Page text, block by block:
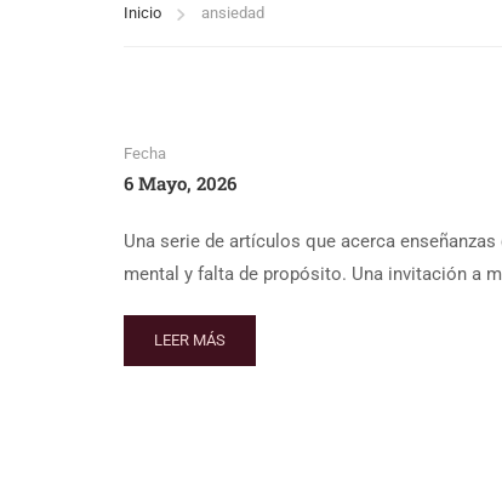
Inicio ansiedad
Fecha
6 Mayo, 2026
Una serie de artículos que acerca
mental y falta de propósito. Una invitación a
LEER MÁS